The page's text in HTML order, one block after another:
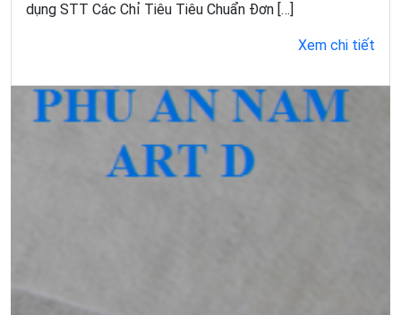
dụng STT Các Chỉ Tiêu Tiêu Chuẩn Đơn […]
Xem chi tiết